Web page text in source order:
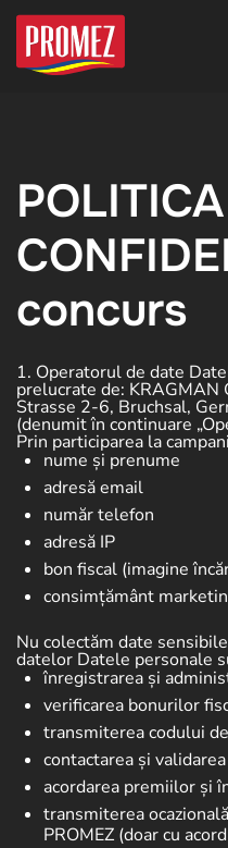
concurs
1. Operatorul de date
prelucrate de: KRAGMAN
Strasse 2-6, Bruchsal,
(denumit în continuare
Prin participarea la
nume și prenume
adresă email
număr telefon
adresă IP
bon fiscal (imagine
consimțământ
Nu colectăm date
datelor Datele personale
înregistrarea și
verificarea bonurilor
transmiterea codului
contactarea și
acordarea premiilor și
transmiterea
PROMEZ (doar cu